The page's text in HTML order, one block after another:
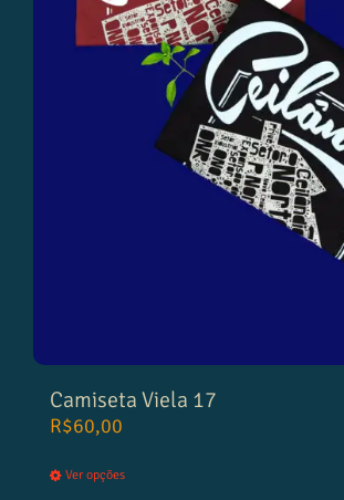
Camiseta Viela 17
R$60,00
Ver opções